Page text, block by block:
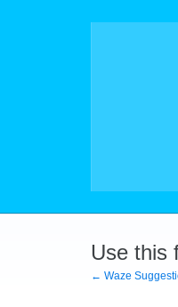
Use this
← Waze